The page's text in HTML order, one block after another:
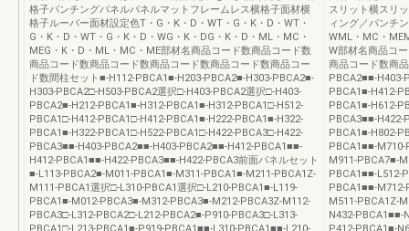
格子パンチングパネルパネルマットフレームレス横格子面材横
格子ルーバー面材設定色T・G・K・D・WT・G・K・D・WT・
G・K・D・WT・G・K・D・WG・K・DG・K・D・ML・MC・
MEG・K・D・ML・MC・ME部材名商品コード数商品コード数
商品コード数商品コード数商品コード数商品コード数商品コー
ド数間柱セット■-H112-PBCA1■-H203-PBCA2■-H303-PBCA2■-
H303-PBCA2□-H503-PBCA2選択□-H403-PBCA2選択□-H403-
PBCA2■-H212-PBCA1■-H312-PBCA1■-H312-PBCA1□-H512-
PBCA1□-H412-PBCA1□-H412-PBCA1■-H222-PBCA1■-H322-
PBCA1■-H322-PBCA1□-H522-PBCA1□-H422-PBCA3□-H422-
PBCA3■■-H403-PBCA2■■-H403-PBCA2■■-H412-PBCA1■■-
H412-PBCA1■■-H422-PBCA3■■-H422-PBCA3前面パネルセット
■-L113-PBCA2■-M011-PBCA1■-M311-PBCA1■-M211-PBCA1Z-
M111-PBCA1選択□-L310-PBCA1選択□-L210-PBCA1■-L119-
PBCA1■-M012-PBCA3■-M312-PBCA3■-M212-PBCA3Z-M112-
PBCA3□-L312-PBCA2□-L212-PBCA2■-P910-PBCA3□-L313-
PBCA1□-L213-PBCA1■-P919-PBCA1■■-L310-PBCA1■■-L210-
スリット横スリ
ィング／パンチ
WML・MC・
W部材名商品コ
商品コード数商
PBCA2■■-H403-
PBCA1■-H412-
PBCA1■-H612-
PBCA3■■-H422-
PBCA1■-H802-
PBCA1■■-M710-
M911-PBCA7■-
PBCA1■■-L512-
PBCA1■■-M712-
M511-PBCA1Z-
N432-PBCA1■■-
P412-PBCA1■-